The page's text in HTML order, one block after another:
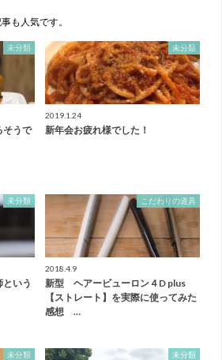
も人気です。
未分類
そうで
未分類
2019.1.24
新年会お疲れ様でした！
未分類
いう
こだわりの道具
2018.4.9
新型 ヘアービューロン４D plus
【ストレート】を実際に使ってみた
感想 …
未分類 未分類